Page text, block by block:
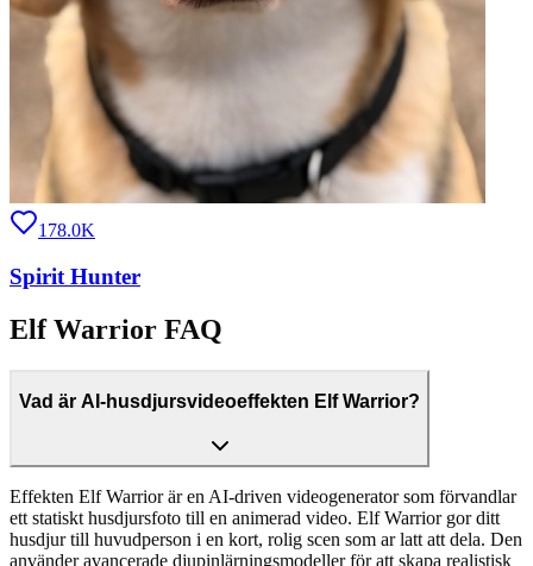
178.0K
Spirit Hunter
Elf Warrior FAQ
Vad är AI-husdjursvideoeffekten Elf Warrior?
Effekten Elf Warrior är en AI-driven videogenerator som förvandlar
ett statiskt husdjursfoto till en animerad video. Elf Warrior gor ditt
husdjur till huvudperson i en kort, rolig scen som ar latt att dela. Den
använder avancerade djupinlärningsmodeller för att skapa realistisk